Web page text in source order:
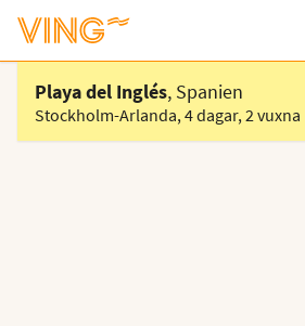
Välj hotell
Playa del Inglés, Spanien
Stockholm-Arlanda,4 dagar,2 vuxna